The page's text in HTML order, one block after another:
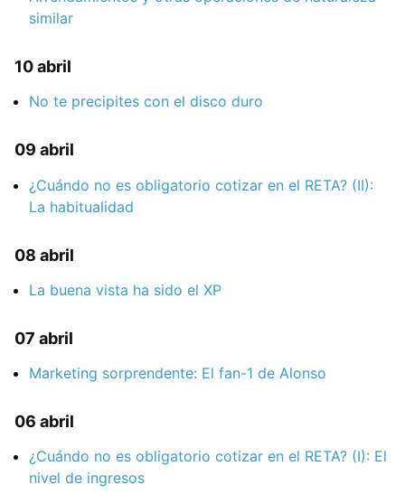
similar
10 abril
No te precipites con el disco duro
09 abril
¿Cuándo no es obligatorio cotizar en el RETA? (II):
La habitualidad
08 abril
La buena vista ha sido el XP
07 abril
Marketing sorprendente: El fan-1 de Alonso
06 abril
¿Cuándo no es obligatorio cotizar en el RETA? (I): El
nivel de ingresos